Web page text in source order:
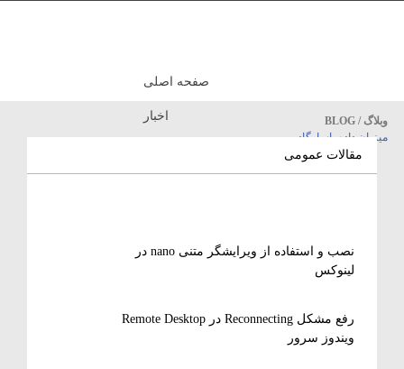
وبلاگ / BLOG
میزبان داده پاسارگاد
صفحه اصلی
اخبار
مقالات عمومی
نصب و استفاده از ویرایشگر متنی nano در
لینوکس
رفع مشکل Reconnecting در Remote Desktop
ویندوز سرور